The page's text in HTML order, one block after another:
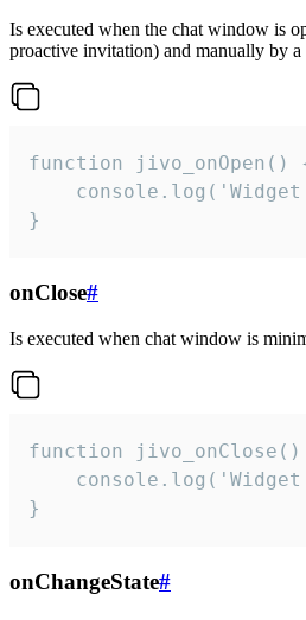
Is executed when the chat window is
proactive invitation) and manually by a
function jivo_onOpen()
console.log('Widget
}
onClose#
Is executed when chat window is
function
console.log('Widget
}
onChangeState#